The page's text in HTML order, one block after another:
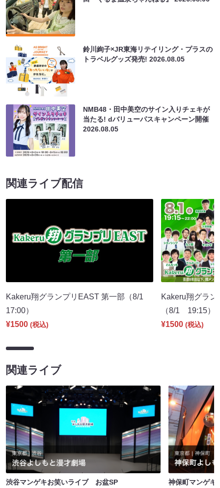
鈴川絢子×JR東海リテイリング・プラスの
トラベルグッズ発売!2026.08.05
NMB48・田中美空のサイン入りチェキが
当たる! dバリューパスキャンペーン開催
2026.08.05
関連ライブ配信
Kakeru翔グランプリEAST 第一部（8/1
17:00）
¥1500 (税込)
Kakeru翔グラ
（8/1 19:15）
¥1500 (税込)
関連ライブ
渋谷マンゲキお笑いライブ お盆SP
神保町マンゲキ